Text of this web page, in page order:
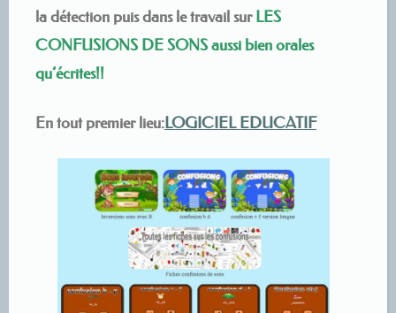
la détection puis dans le travail sur LES
CONFUSIONS DE SONS aussi bien orales
qu’écrites!!
En tout premier lieu:LOGICIEL EDUCATIF